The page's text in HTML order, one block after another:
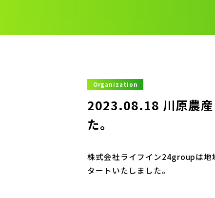
Organization
2023.08.18 川原農
た。
株式会社ライフイン24groupは地
タートいたしました。